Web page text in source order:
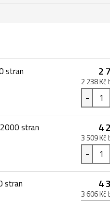
stran 2
2 238 Kč
-
stran 4
3 509 Kč
-
stran 4
3 606 Kč